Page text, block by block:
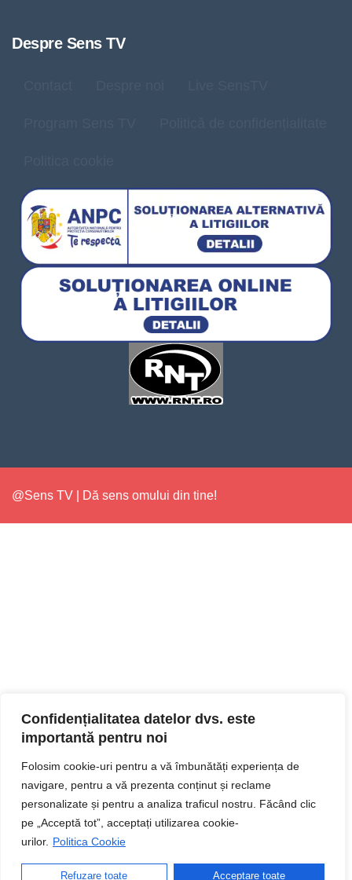
Confidențialitatea datelor dvs. este
importantă pentru noi
Folosim cookie-uri pentru a vă îmbunătăți experiența de
navigare, pentru a vă prezenta conținut și reclame
personalizate și pentru a analiza traficul nostru. Făcând clic
pe „Acceptă tot”, acceptați utilizarea cookie-
urilor. Politica Cookie
Refuzare toate Acceptare toate
Despre Sens TV
@Sens TV | Dă sens omului din tine!